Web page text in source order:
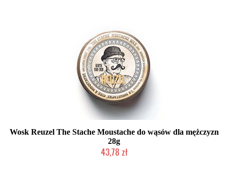
Wosk Reuzel The Stache Moustache do wąsów dla mężczyzn
28g
43,78 zł